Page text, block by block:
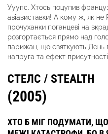
Ууупс. Хтось поцупив
авіавиставки! А кому ж, як не
прочуханки поганцеві на
розгортається прямо над
парижан, що святкують День
напруга та ефект
СТЕЛС / STEALTH
(2005)
ХТО Б МІГ ПОДУМАТИ,